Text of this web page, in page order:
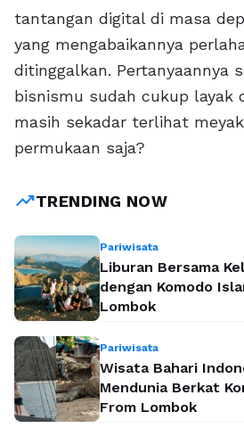
tantangan digital di masa
yang mengabaikannya
ditinggalkan. Pertanyaannya
bisnismu sudah cukup layak
masih sekadar terlihat
permukaan saja?
trending_upTRENDING NOW
Pariwisata
Liburan Bersama
dengan Komodo
Lombok
Pariwisata
Wisata Bahari
Mendunia Berkat
From Lombok